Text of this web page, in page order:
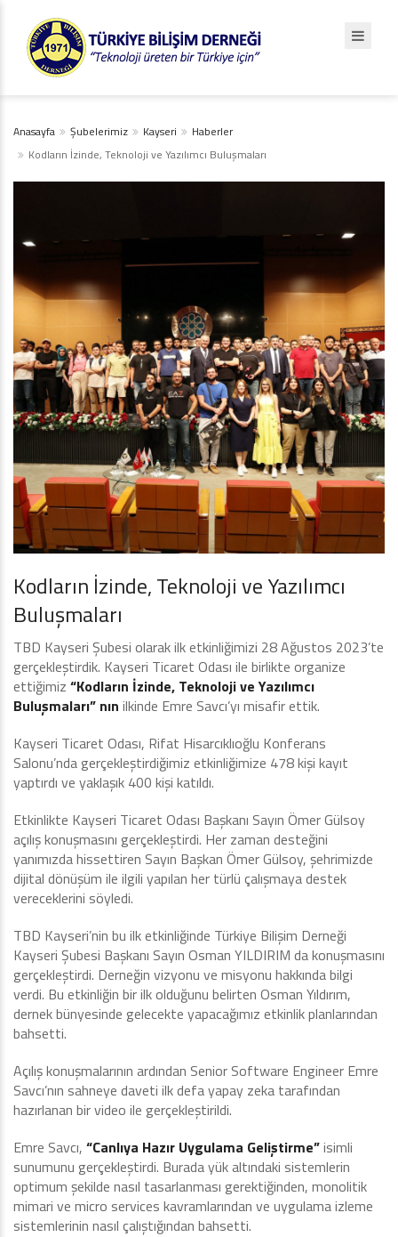
Anasayfa Şubelerimiz Kayseri
Haberler
Kodların İzinde, Teknoloji ve Yazılımcı Buluşmaları
Kodların İzinde, Teknoloji ve Yazılımcı
Buluşmaları
TBD Kayseri Şubesi olarak ilk etkinliğimizi 28 Ağustos 2023’te
gerçekleştirdik. Kayseri Ticaret Odası ile birlikte organize
ettiğimiz “Kodların İzinde, Teknoloji ve Yazılımcı
Buluşmaları” nın ilkinde Emre Savcı’yı misafir ettik.
Kayseri Ticaret Odası, Rifat Hisarcıklıoğlu Konferans
Salonu’nda gerçekleştirdiğimiz etkinliğimize 478 kişi kayıt
yaptırdı ve yaklaşık 400 kişi katıldı.
Etkinlikte Kayseri Ticaret Odası Başkanı Sayın Ömer Gülsoy
açılış konuşmasını gerçekleştirdi. Her zaman desteğini
yanımızda hissettiren Sayın Başkan Ömer Gülsoy, şehrimizde
dijital dönüşüm ile ilgili yapılan her türlü çalışmaya destek
vereceklerini söyledi.
TBD Kayseri’nin bu ilk etkinliğinde Türkiye Bilişim Derneği
Kayseri Şubesi Başkanı Sayın Osman YILDIRIM da konuşmasını
gerçekleştirdi. Derneğin vizyonu ve misyonu hakkında bilgi
verdi. Bu etkinliğin bir ilk olduğunu belirten Osman Yıldırım,
dernek bünyesinde gelecekte yapacağımız etkinlik planlarından
bahsetti.
Açılış konuşmalarının ardından Senior Software Engineer Emre
Savcı’nın sahneye daveti ilk defa yapay zeka tarafından
hazırlanan bir video ile gerçekleştirildi.
Emre Savcı, “Canlıya Hazır Uygulama Geliştirme”isimli
sunumunu gerçekleştirdi. Burada yük altındaki sistemlerin
optimum şekilde nasıl tasarlanması gerektiğinden, monolitik
mimari ve micro services kavramlarından ve uygulama izleme
sistemlerinin nasıl çalıştığından bahsetti.